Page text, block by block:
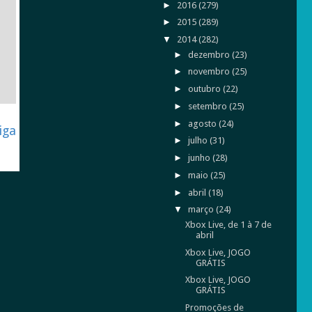
► 2016(279)
► 2015(289)
▼ 2014(282)
► dezembro (23)
► novembro (25)
► outubro (22)
► setembro (25)
► agosto (24)
► julho (31)
► junho (28)
► maio (25)
► abril (18)
▼ março (24)
Xbox Live, de 1 à 7 de
abril
Xbox Live, JOGO
GRÁTIS
Xbox Live, JOGO
GRÁTIS
Promoções de